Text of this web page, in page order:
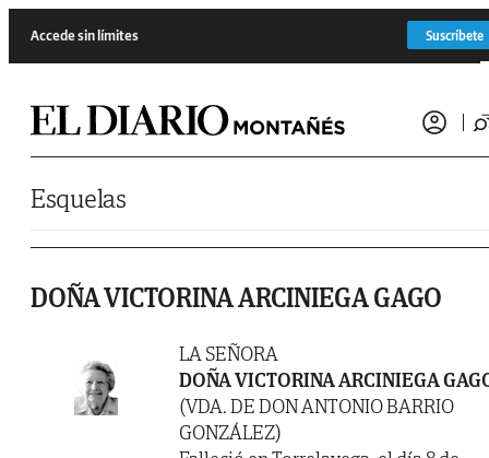
Accede sin límites Suscríbete
Esquelas
DOÑA VICTORINA ARCINIEGA GAGO
LA SEÑORA
DOÑA VICTORINA ARCINIEGA
(VDA. DE DON ANTONIO BARRIO
GONZÁLEZ)